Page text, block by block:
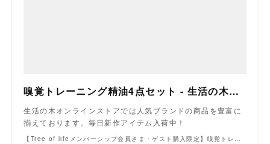
嗅覚トレーニング精油4点セット - 生活の木オンラインストア
生活の木オンラインストアでは人気ブランドの商品を豊富に
揃えております。毎日新作アイテム入荷中！
【Tree of lifeメンバーシップ会員さま・ゲスト購入限定】嗅覚トレーニング（嗅覚リハビリ）におすすめの精油4点セットです。 - 生活の木オンラインストア